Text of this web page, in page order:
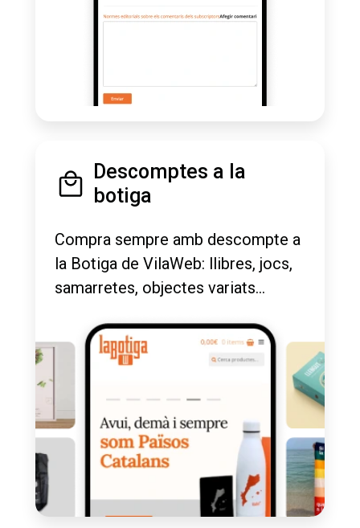
Descomptes a la
botiga
Compra sempre amb descompte a
la Botiga de VilaWeb: llibres, jocs,
samarretes, objectes variats...